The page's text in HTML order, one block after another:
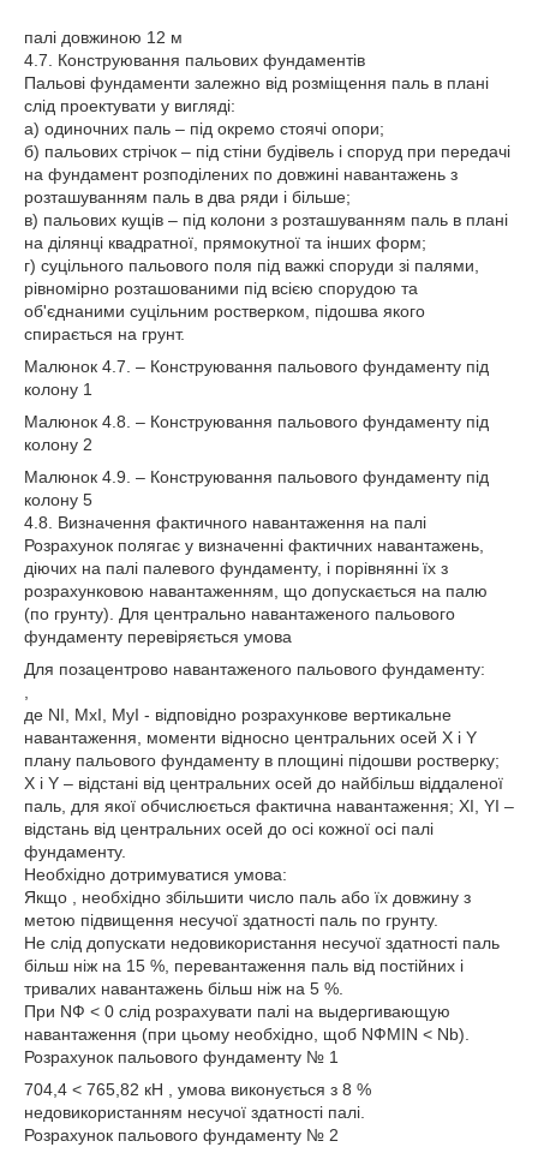
палі довжиною 12 м
4.7. Конструювання пальових фундаментів
Пальові фундаменти залежно від розміщення паль в плані
слід проектувати у вигляді:
а) одиночних паль – під окремо стоячі опори;
б) пальових стрічок – під стіни будівель і споруд при передачі
на фундамент розподілених по довжині навантажень з
розташуванням паль в два ряди і більше;
в) пальових кущів – під колони з розташуванням паль в плані
на ділянці квадратної, прямокутної та інших форм;
г) суцільного пальового поля під важкі споруди зі палями,
рівномірно розташованими під всією спорудою та
об'єднаними суцільним ростверком, підошва якого
спирається на грунт.
Малюнок 4.7. – Конструювання пальового фундаменту під
колону 1
Малюнок 4.8. – Конструювання пальового фундаменту під
колону 2
Малюнок 4.9. – Конструювання пальового фундаменту під
колону 5
4.8. Визначення фактичного навантаження на палі
Розрахунок полягає у визначенні фактичних навантажень,
діючих на палі палевого фундаменту, і порівнянні їх з
розрахунковою навантаженням, що допускається на палю
(по грунту). Для центрально навантаженого пальового
фундаменту перевіряється умова
Для позацентрово навантаженого пальового фундаменту:
де NI, MxI, MyI - відповідно розрахункове вертикальне
навантаження, моменти відносно центральних осей X і Y
плану пальового фундаменту в площині підошви ростверку;
X і Y – відстані від центральних осей до найбільш віддаленої
паль, для якої обчислюється фактична навантаження; XI, YI –
відстань від центральних осей до осі кожної осі палі
фундаменту.
Необхідно дотримуватися умова:
Якщо , необхідно збільшити число паль або їх довжину з
метою підвищення несучої здатності паль по грунту.
Не слід допускати недовикористання несучої здатності паль
більш ніж на 15 %, перевантаження паль від постійних і
тривалих навантажень більш ніж на 5 %.
При NФ < 0 слід розрахувати палі на выдергивающую
навантаження (при цьому необхідно, щоб NФMIN < Nb).
Розрахунок пальового фундаменту № 1
704,4 < 765,82 кН , умова виконується з 8 %
недовикористанням несучої здатності палі.
Розрахунок пальового фундаменту № 2